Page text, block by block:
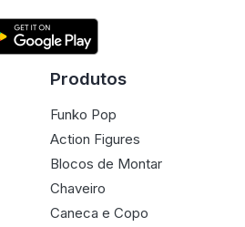
Produtos
Funko Pop
Action Figures
Blocos de Montar
Chaveiro
Caneca e Copo